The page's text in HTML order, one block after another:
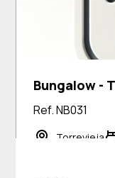
Bungalow -
Ref. NB031
Torrevieja